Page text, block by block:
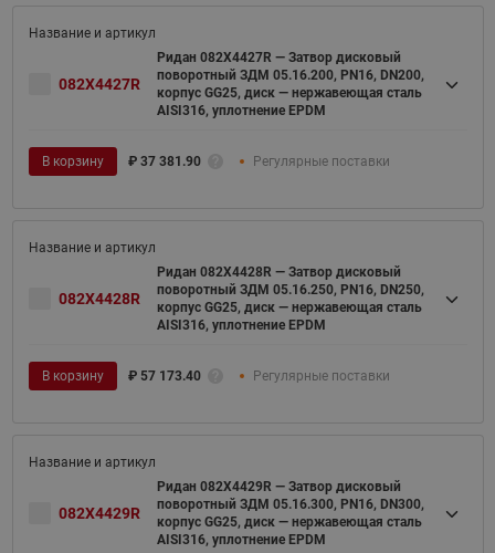
082X4427R
Ридан 082X4427R — Затвор дисковый
поворотный ЗДМ 05.16.200, PN16, DN200,
корпус GG25, диск — нержавеющая сталь
AISI316, уплотнение EPDM
В корзину ₽ 37 381.90 Регулярные поставки
082X4428R
Ридан 082X4428R — Затвор дисковый
поворотный ЗДМ 05.16.250, PN16, DN250,
корпус GG25, диск — нержавеющая сталь
AISI316, уплотнение EPDM
В корзину ₽ 57 173.40 Регулярные поставки
082X4429R
Ридан 082X4429R — Затвор дисковый
поворотный ЗДМ 05.16.300, PN16, DN300,
корпус GG25, диск — нержавеющая сталь
AISI316, уплотнение EPDM